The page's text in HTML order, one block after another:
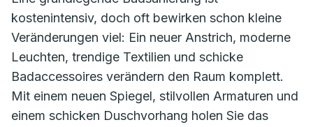
kostenintensiv, doch oft bewirken schon kleine
Veränderungen viel: Ein neuer Anstrich, moderne
Leuchten, trendige Textilien und schicke
Badaccessoires verändern den Raum komplett.
Mit einem neuen Spiegel, stilvollen Armaturen und
einem schicken Duschvorhang holen Sie das